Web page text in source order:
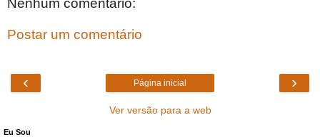
Nenhum comentário:
Postar um comentário
‹ ›
Página inicial
Ver versão para a web
Eu Sou